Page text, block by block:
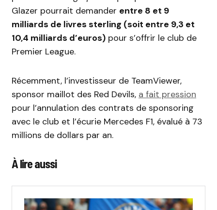
Glazer pourrait demander entre 8 et 9
milliards de livres sterling (soit entre 9,3 et
10,4 milliards d’euros) pour s’offrir le club de
Premier League.
Récemment, l’investisseur de TeamViewer,
sponsor maillot des Red Devils, a fait pression
pour l’annulation des contrats de sponsoring
avec le club et l’écurie Mercedes F1, évalué à 73
millions de dollars par an.
À lire aussi